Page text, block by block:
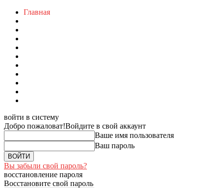
Главная
войти в систему
Добро пожаловат!Войдите в свой аккаунт
Ваше имя пользователя
Ваш пароль
Вы забыли свой пароль?
восстановление пароля
Восстановите свой пароль